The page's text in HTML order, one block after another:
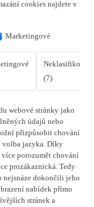
cookies najdete v
Marketingové
(7)
webové stránky jako
údajů nebo
přizpůsobit chování
volba jazyka. Díky
porozumět chování
prozákaznická. Tedy
nejsnáze dokončili jeho
nabídek přímo
stránek a